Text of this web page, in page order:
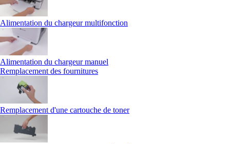
Alimentation du chargeur multifonction
Alimentation du chargeur manuel
Remplacement des fournitures
Remplacement d'une cartouche de toner